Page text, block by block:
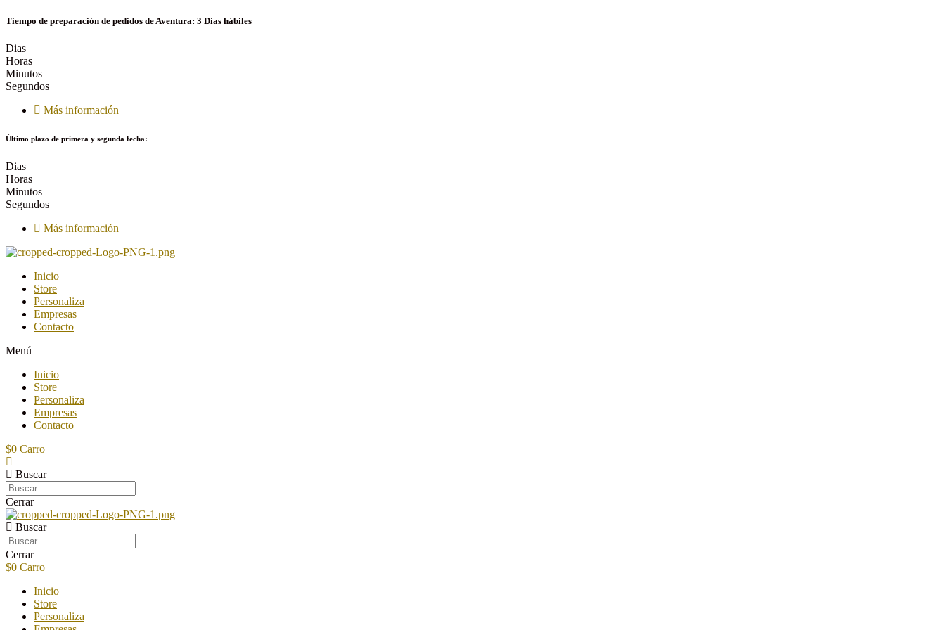
Tiempo de preparación de pedidos de Aventura: 3 Días hábiles
Dias
Horas
Minutos
Segundos
Más información
Último plazo de primera y segunda fecha:
Dias
Horas
Minutos
Segundos
Más información
Inicio
Store
Personaliza
Empresas
Contacto
Menú
Inicio
Store
Personaliza
Empresas
Contacto
$0 Carro
Buscar
Cerrar
Buscar
Cerrar
$0 Carro
Inicio
Store
Personaliza